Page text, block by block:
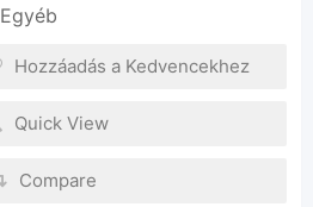
Egyéb
Hozzáadás a Kedvencekhez
Quick View
Compare